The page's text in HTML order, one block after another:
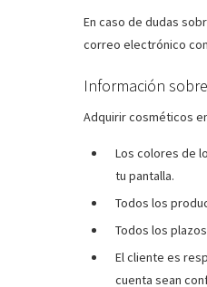
En caso de dudas
correo electrónico
Información
Adquirir cosméticos
Los colores de
tu pantalla.
Todos los
Todos los
El cliente es
cuenta sean